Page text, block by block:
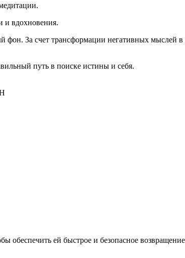
и вдохновения.
За счет трансформации негативных мыслей
путь в поиске истины и себя.
ей быстрое и безопасное